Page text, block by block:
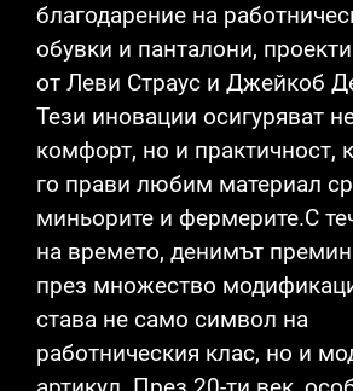
благодарение на
обувки и панталони,
от Леви Страус и Джейкоб
Тези иновации осигуряват
комфорт, но и практичност,
го прави любим материал
миньорите и фермерите.С
на времето, денимът
през множество
става не само символ на
работническия клас, но и